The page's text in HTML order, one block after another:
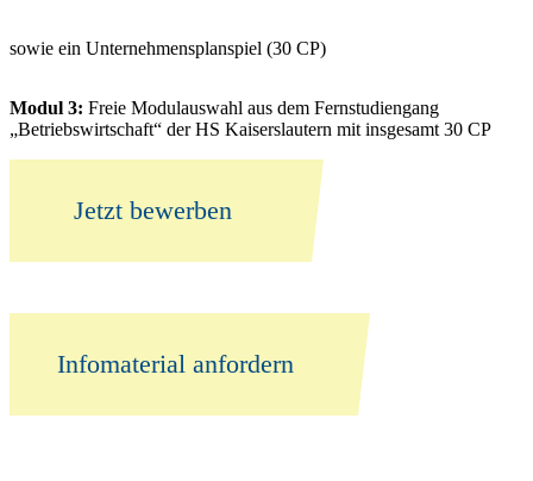
sowie ein Unternehmensplanspiel (30 CP)
Modul 3: Freie Modulauswahl aus dem Fernstudiengang
„Betriebswirtschaft“ der HS Kaiserslautern mit insgesamt 30 CP
Jetzt bewerben
Infomaterial anfordern